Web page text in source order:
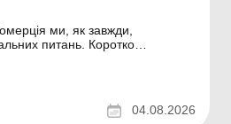
ми, як завжди,
питань. Коротко
колеги! Коротко
статей, опублікованих цього
04.08.2026